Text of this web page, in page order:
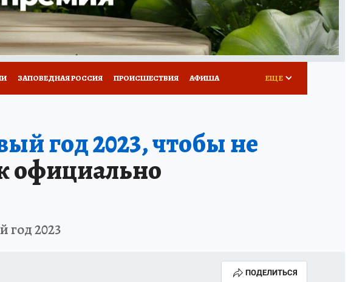
ЗАПОВЕДНАЯ РОССИЯ ПРОИСШЕСТВИЯ АФИША ЕЩЕ
год 2023, чтобы не
официально
год 2023
ПОДЕЛИТЬСЯ